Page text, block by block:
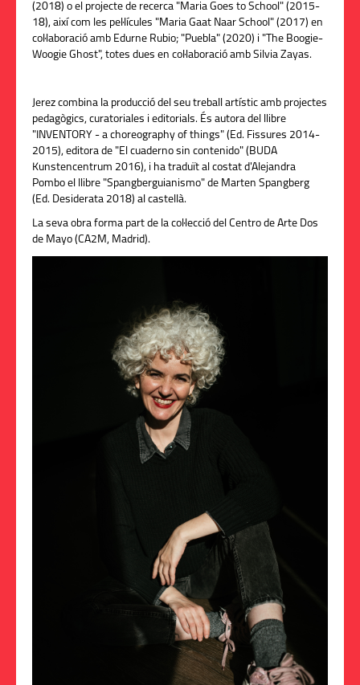
(2018) o el projecte de recerca "Maria Goes to School" (2015-
18), així com les pel·lícules "Maria Gaat Naar School" (2017) en
col·laboració amb Edurne Rubio; "Puebla" (2020) i "The Boogie-
Woogie Ghost", totes dues en col·laboració amb Silvia Zayas.
Jerez combina la producció del seu treball artístic amb projectes
pedagògics, curatoriales i editorials. És autora del llibre
"INVENTORY - a choreography of things" (Ed. Fissures 2014-
2015), editora de "El cuaderno sin contenido" (BUDA
Kunstencentrum 2016), i ha traduït al costat d'Alejandra
Pombo el llibre "Spangberguianismo" de Marten Spangberg
(Ed. Desiderata 2018) al castellà.
La seva obra forma part de la col·lecció del Centro de Arte Dos
de Mayo (CA2M, Madrid).